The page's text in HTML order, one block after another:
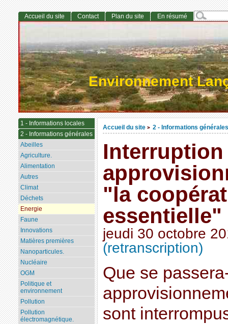
Environnement
Accueil du site > 2 - Informations générales
Interruption
"la
essentielle"
jeudi 30 octobre
(retranscription)
Que se
sont
Accueil du site Contact Plan du site En résumé
1 - Informations locales
2 - Informations générales
Abeilles
Agriculture.
Alimentation
Autres
Climat
Déchets
Energie
Faune
Innovations
Matières premières
Nanoparticules.
Nucléaire
OGM
Politique et
environnement
Pollution
Pollution
électromagnétique.